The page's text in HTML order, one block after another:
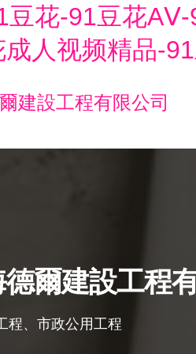
豆花-91豆花
人视频精品-
建設工程有限公司
德爾建設工程
程、市政公用工程